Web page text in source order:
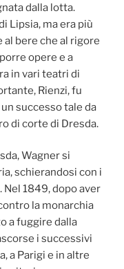
dalla lotta.
Lipsia, ma era più
bere che al rigore
opere e a
in vari teatri di
Rienzi, fu
successo tale da
di corte di Dresda.
Wagner si
schierandosi con i
1849, dopo aver
la monarchia
a fuggire dalla
i successivi
a Parigi e in altre